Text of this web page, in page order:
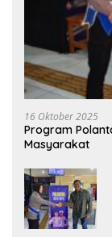
16 Oktober 2025
Program
Masyarakat